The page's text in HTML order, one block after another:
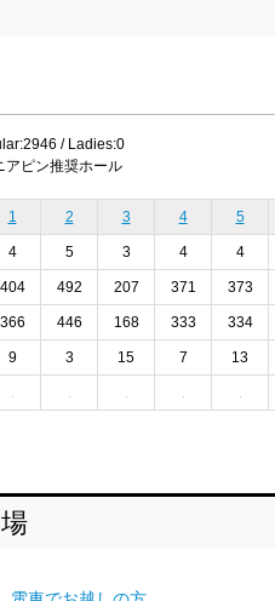
/ Ladies:0
アピン推奨ホール
1 2 3 4 5
4 5 3 4 4
404 492 207 371 373
366 446 168 333 334
9 3 15 7 13